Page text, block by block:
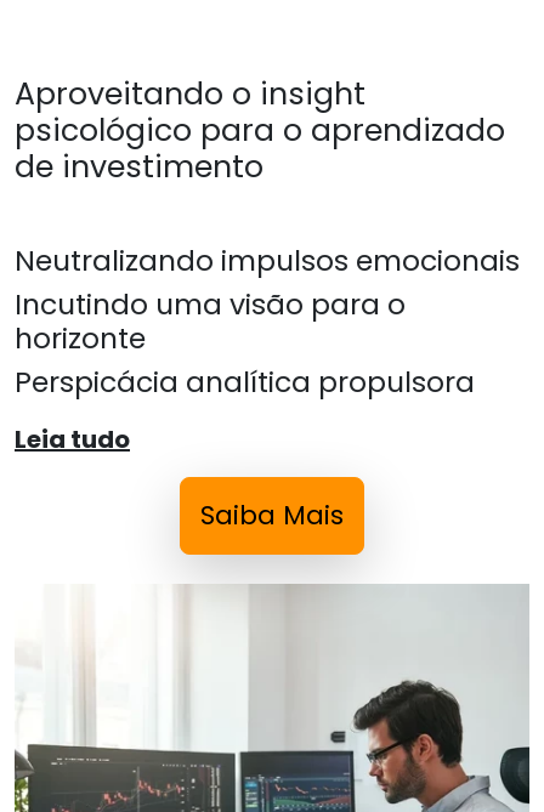
Aproveitando o insight
psicológico para o aprendizado
de investimento
Neutralizando impulsos emocionais
Incutindo uma visão para o
horizonte
Perspicácia analítica propulsora
Leia tudo
Saiba Mais